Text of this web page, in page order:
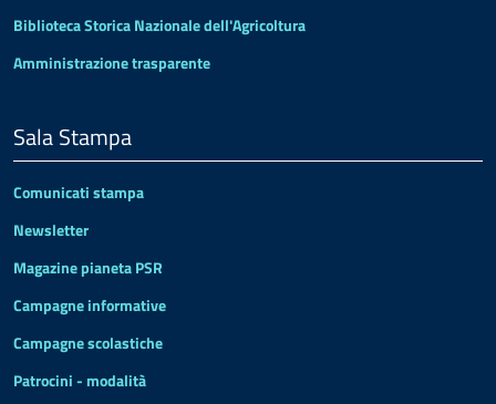
Biblioteca Storica Nazionale dell'Agricoltura
Amministrazione trasparente
Sala Stampa
Comunicati stampa
Newsletter
Magazine pianeta PSR
Campagne informative
Campagne scolastiche
Patrocini - modalità